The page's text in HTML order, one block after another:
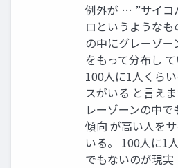
例外が … ”サイコ
ロというような
の中にグレーゾー
をもって分布し
100人に1人くら
スがいる と言え
レーゾーンの中
傾向 が高い人を
いる。 100人に1
でもないのが現実